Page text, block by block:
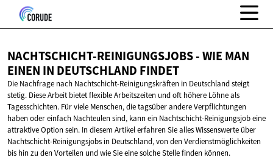
NACHTSCHICHT-REINIGUNGSJOBS - WIE MAN
EINEN IN DEUTSCHLAND FINDET
Die Nachfrage nach Nachtschicht-Reinigungskräften in Deutschland steigt
stetig. Diese Arbeit bietet flexible Arbeitszeiten und oft höhere Löhne als
Tagesschichten. Für viele Menschen, die tagsüber andere Verpflichtungen
haben oder einfach Nachteulen sind, kann ein Nachtschicht-Reinigungsjob eine
attraktive Option sein. In diesem Artikel erfahren Sie alles Wissenswerte über
Nachtschicht-Reinigungsjobs in Deutschland, von den Verdienstmöglichkeiten
bis hin zu den Vorteilen und wie Sie eine solche Stelle finden können.